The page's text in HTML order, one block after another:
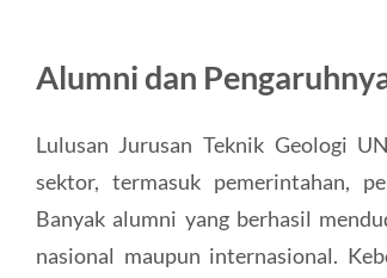
Alumni dan
Lulusan Jurusan Teknik Geologi
sektor, termasuk pemerintahan,
Banyak alumni yang berhasil
nasional maupun internasional.